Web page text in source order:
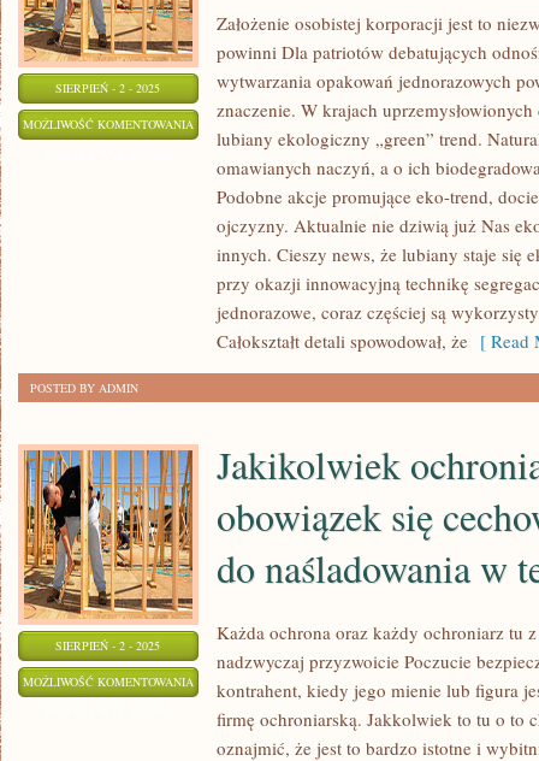
SIERPIEŃ - 2 - 2025
MOŻLIWOŚĆ KOMENTOWANIA
KORPORACJA
Założenie osobistej korporacji jest to
powinni Dla patriotów debatujących
wytwarzania opakowań jednorazowych
znaczenie. W krajach uprzemysłowionych
lubiany ekologiczny „green” trend.
omawianych naczyń, a o ich
Podobne akcje promujące eko-trend,
ojczyzny. Aktualnie nie dziwią już Nas
innych. Cieszy news, że lubiany staje się
przy okazji innowacyjną technikę
jednorazowe, coraz częściej są
Całokształt detali spowodował, że [ Read
POSTED BY ADMIN
SIERPIEŃ - 2 - 2025
MOŻLIWOŚĆ KOMENTOWANIA
OCHRONIARZ
Jakikolwiek
obowiązek się
do naśladowania w
Każda ochrona oraz każdy ochroniarz tu
nadzwyczaj przyzwoicie Poczucie
kontrahent, kiedy jego mienie lub figura
firmę ochroniarską. Jakkolwiek to tu o to
oznajmić, że jest to bardzo istotne i